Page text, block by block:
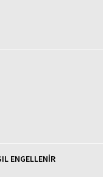
ENGELLENİR